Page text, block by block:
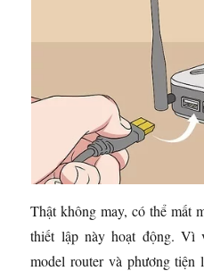
Thật không may, có thể mất
thiết lập này hoạt động. Vì
model router và phương